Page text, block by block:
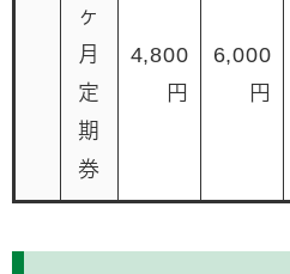
ヶ
月
定
期
券
4,800
円
6,000
円